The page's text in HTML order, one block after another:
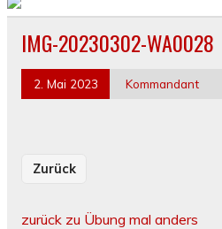
IMG-20230302-WA0028
2. Mai 2023 Kommandant
Zurück
zurück zu Übung mal anders